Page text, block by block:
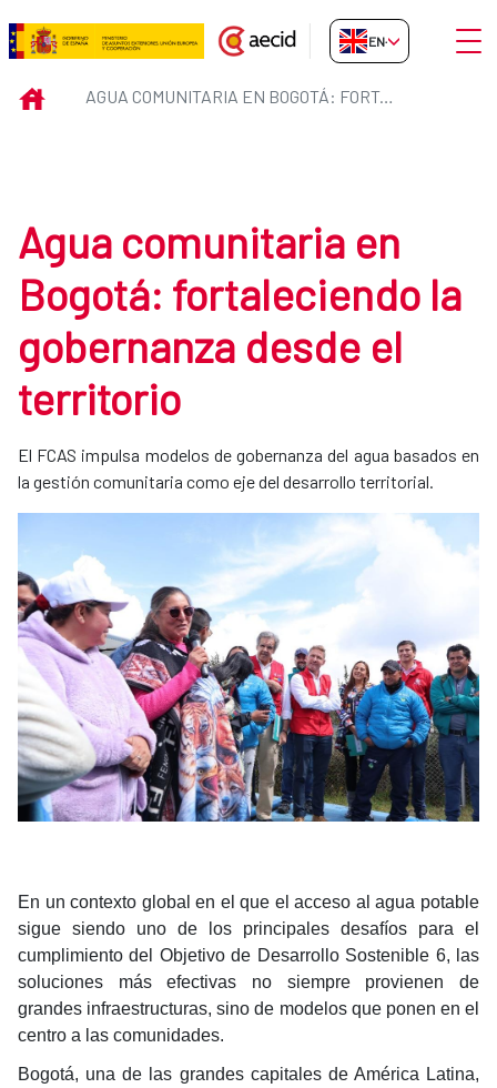
Skip to Main Content
Agua comunitaria en Bogotá:
EN-GB
INICIO AGUA COMUNITARIA EN BOGOTÁ: FORTALECIENDO LA GOBERNANZA DESDE EL TERRITORIO
Agua comunitaria en
Bogotá: fortaleciendo la
gobernanza desde el
territorio
El FCAS impulsa modelos de gobernanza del agua basados en
la gestión comunitaria como eje del desarrollo territorial.
En un contexto global en el que el acceso al agua potable
sigue siendo uno de los principales desafíos para el
cumplimiento del Objetivo de Desarrollo Sostenible 6, las
soluciones más efectivas no siempre provienen de
grandes infraestructuras, sino de modelos que ponen en el
centro a las comunidades.
Bogotá, una de las grandes capitales de América Latina,